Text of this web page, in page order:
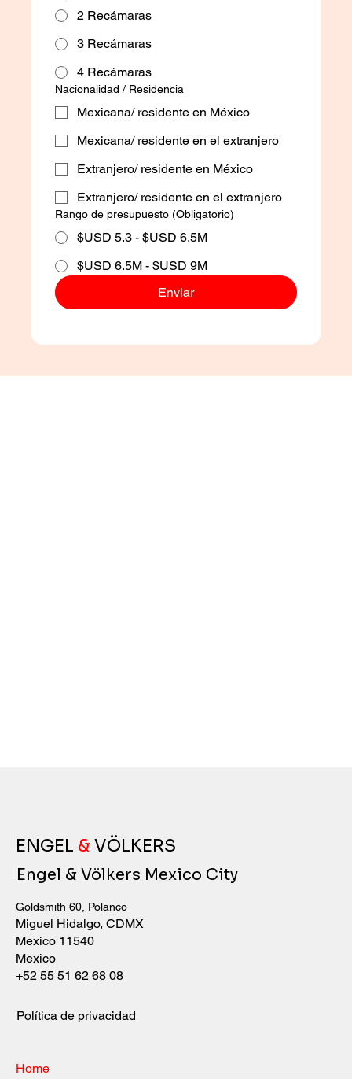
2 Recámaras
3 Recámaras
4 Recámaras
Nacionalidad / Residencia
Mexicana/ residente en México
Mexicana/ residente en el extranjero
Extranjero/ residente en México
Extranjero/ residente en el extranjero
Rango de presupuesto (Obligatorio)
$USD 5.3 - $USD 6.5M
$USD 6.5M - $USD 9M
Enviar
Engel & Völkers Mexico City
Goldsmith 60, Polanco
Miguel Hidalgo, CDMX
Mexico 11540
Mexico
+52 55 51 62 68 08
Política de privacidad
ENGEL & VÖLKERS
Home